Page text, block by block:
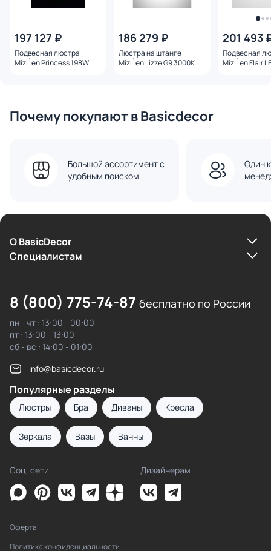
197 127 ₽
Подвесная люстра
Mizi`en Princess 198W
186 279 ₽
Люстра на штанге
Mizi`en Lizze G9 3000К
201 493
Подвесная
Mizi`en Flair
Почему покупают в Basicdecor
Большой ассортимент с
удобным поиском
Один
О BasicDecor
Cпециалистам
8 (800) 775-74-87 бесплатно по России
пн - чт : 13:00 - 00:00
пт : 13:00 - 13:00
сб - вс : 14:00 - 01:00
info@basicdecor.ru
Популярные разделы
Люстры Бра Диваны Кресла
Зеркала Вазы Ванны
Соц. сети Дизайнерам
Оферта
Политика конфиденциальности